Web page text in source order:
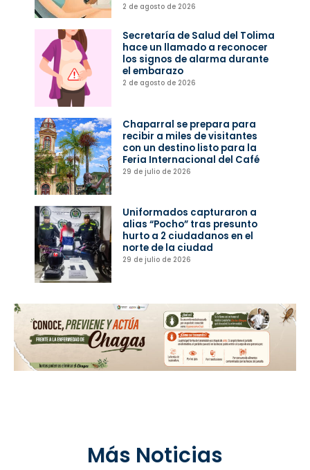
2 de agosto de 2026
Secretaría de Salud del Tolima
hace un llamado a reconocer
los signos de alarma durante
el embarazo
2 de agosto de 2026
Chaparral se prepara para
recibir a miles de visitantes
con un destino listo para la
Feria Internacional del Café
29 de julio de 2026
Uniformados capturaron a
alias “Pocho” tras presunto
hurto a 2 ciudadanos en el
norte de la ciudad
29 de julio de 2026
Más Noticias